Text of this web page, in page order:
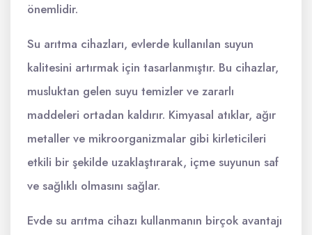
önemlidir.
Su arıtma cihazları, evlerde kullanılan suyun
kalitesini artırmak için tasarlanmıştır. Bu cihazlar,
musluktan gelen suyu temizler ve zararlı
maddeleri ortadan kaldırır. Kimyasal atıklar, ağır
metaller ve mikroorganizmalar gibi kirleticileri
etkili bir şekilde uzaklaştırarak, içme suyunun saf
ve sağlıklı olmasını sağlar.
Evde su arıtma cihazı kullanmanın birçok avantajı